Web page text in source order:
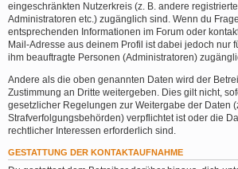
eingeschränkten Nutzerkreis (z. B. andere
Administratoren etc.) zugänglich sind. Wenn du
entsprechenden Informationen im Forum oder
Mail-Adresse aus deinem Profil ist dabei jedoch nur
ihm beauftragte Personen (Administratoren)
Andere als die oben genannten Daten wird der
Zustimmung an Dritte weitergeben. Dies gilt nicht,
gesetzlicher Regelungen zur Weitergabe der Daten
Strafverfolgungsbehörden) verpflichtet ist oder die
rechtlicher Interessen erforderlich sind.
GESTATTUNG DER KONTAKTAUFNAHME